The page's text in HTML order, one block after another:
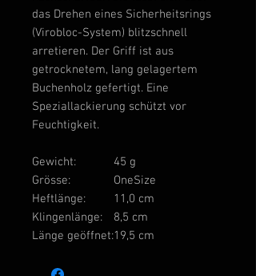
das Drehen eines Sicherheitsrings
(Virobloc-System) blitzschnell
arretieren. Der Griff ist aus
getrocknetem, lang gelagertem
Buchenholz gefertigt. Eine
Speziallackierung schützt vor
Feuchtigkeit.
Gewicht:
45 g
Grösse:
OneSize
Heftlänge:
11,0 cm
Klingenlänge:
8,5 cm
Länge geöffnet:19,5 cm